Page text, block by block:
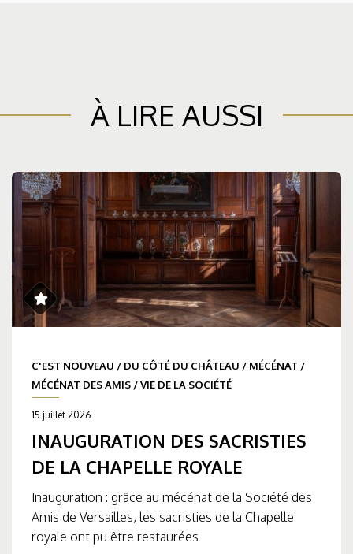
À LIRE AUSSI
C'EST NOUVEAU / DU CÔTÉ DU CHÂTEAU / MÉCÉNAT /
MÉCÉNAT DES AMIS /VIE DE LA SOCIÉTÉ
15 juillet 2026
INAUGURATION DES SACRISTIES
DE LA CHAPELLE ROYALE
Inauguration : grâce au mécénat de la Société des
Amis de Versailles, les sacristies de la Chapelle
royale ont pu être restaurées